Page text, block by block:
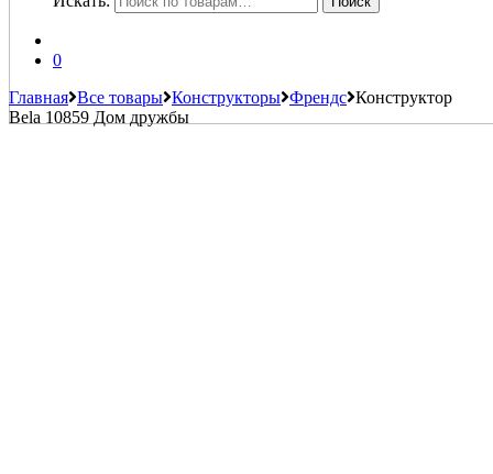
0
Главная Все товары Конструкторы Френдс Конструктор
Bela 10859 Дом дружбы